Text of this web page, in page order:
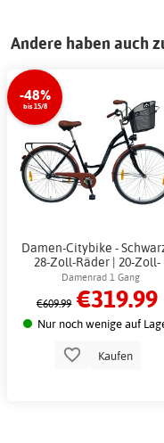
Andere haben auch
-48%
bis 15/8
Damen-Citybike -
28-Zoll-Räder | 20-Zoll-
Stahlrahmen +Damenrad 1 Gang
€609.99 €319.99
Nur noch wenige auf
Kaufen